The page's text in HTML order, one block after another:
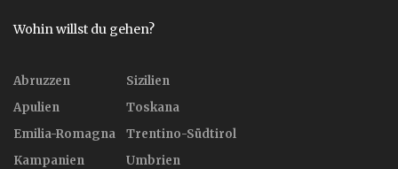
Wohin willst du gehen?
Abruzzen
Apulien
Emilia-Romagna
Kampanien
Sizilien
Toskana
Trentino-Südtirol
Umbrien